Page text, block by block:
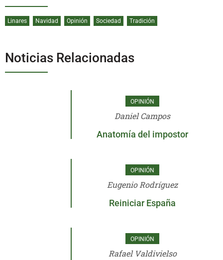
Linares Navidad Opinión Sociedad Tradición
Noticias Relacionadas
OPINIÓN
Daniel Campos
Anatomía del impostor
OPINIÓN
Eugenio Rodríguez
Reiniciar España
OPINIÓN
Rafael Valdivielso